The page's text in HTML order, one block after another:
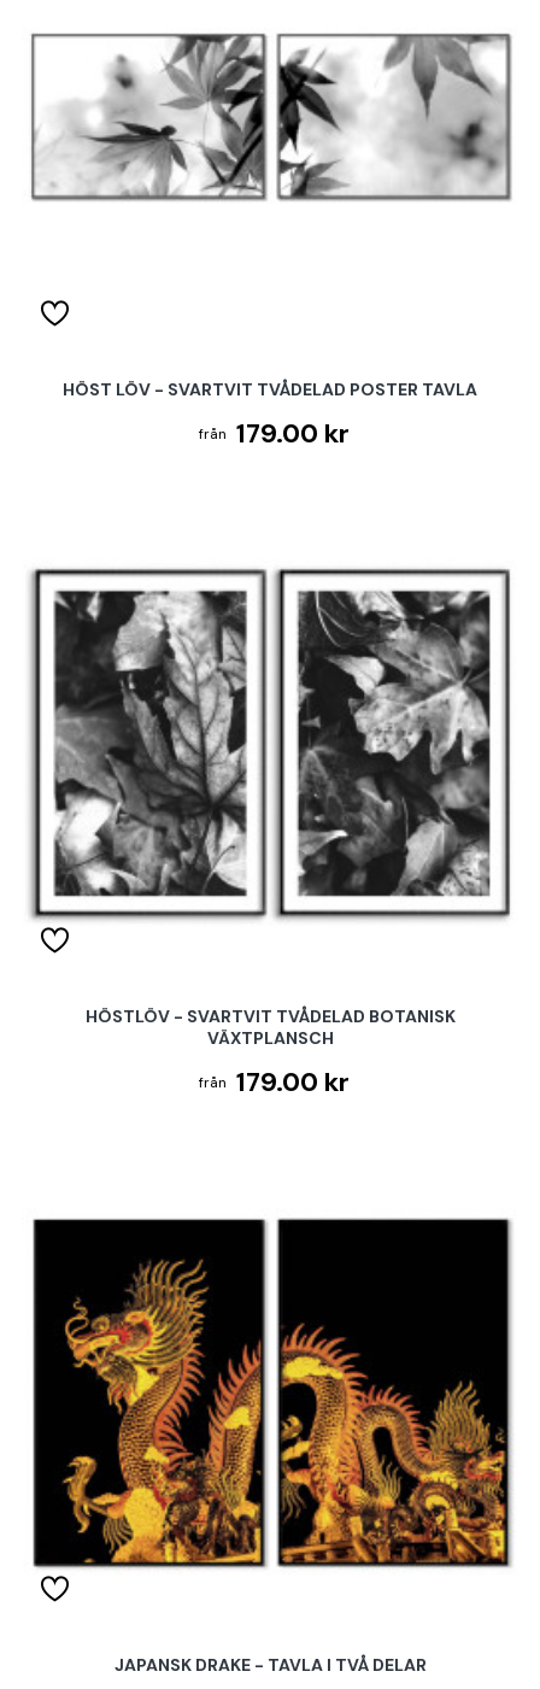
HÖST LÖV - SVARTVIT TVÅDELAD POSTER TAVLA
179.00 kr
HÖSTLÖV - SVARTVIT TVÅDELAD BOTANISK
VÄXTPLANSCH
179.00 kr
JAPANSK DRAKE - TAVLA I TVÅ DELAR